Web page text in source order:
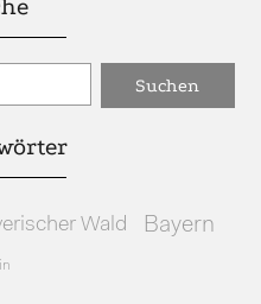
Wald Bayern